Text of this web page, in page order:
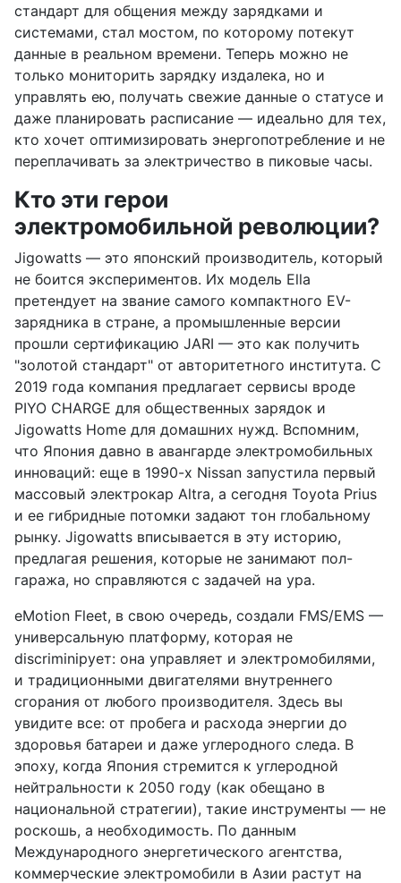
стандарт для общения между зарядками и
системами, стал мостом, по которому потекут
данные в реальном времени. Теперь можно не
только мониторить зарядку издалека, но и
управлять ею, получать свежие данные о статусе и
даже планировать расписание — идеально для тех,
кто хочет оптимизировать энергопотребление и не
переплачивать за электричество в пиковые часы.
Кто эти герои
электромобильной революции?
Jigowatts — это японский производитель, который
не боится экспериментов. Их модель Ella
претендует на звание самого компактного EV-
зарядника в стране, а промышленные версии
прошли сертификацию JARI — это как получить
"золотой стандарт" от авторитетного института. С
2019 года компания предлагает сервисы вроде
PIYO CHARGE для общественных зарядок и
Jigowatts Home для домашних нужд. Вспомним,
что Япония давно в авангарде электромобильных
инноваций: еще в 1990-х Nissan запустила первый
массовый электрокар Altra, а сегодня Toyota Prius
и ее гибридные потомки задают тон глобальному
рынку. Jigowatts вписывается в эту историю,
предлагая решения, которые не занимают пол-
гаража, но справляются с задачей на ура.
eMotion Fleet, в свою очередь, создали FMS/EMS —
универсальную платформу, которая не
discriminiрует: она управляет и электромобилями,
и традиционными двигателями внутреннего
сгорания от любого производителя. Здесь вы
увидите все: от пробега и расхода энергии до
здоровья батареи и даже углеродного следа. В
эпоху, когда Япония стремится к углеродной
нейтральности к 2050 году (как обещано в
национальной стратегии), такие инструменты — не
роскошь, а необходимость. По данным
Международного энергетического агентства,
коммерческие электромобили в Азии растут на